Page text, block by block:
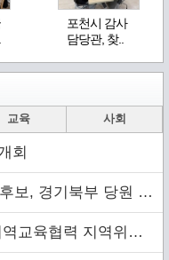
포천시 감사
담당관, 찾..
교육 사회
회
및 2030 세대와 ‘소통 행보’
협력 지역위원회 주재